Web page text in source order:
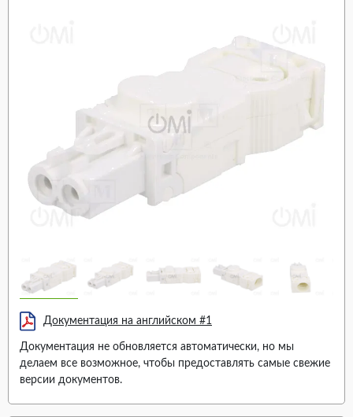
Документация на английском #1
Документация не обновляется автоматически, но мы
делаем все возможное, чтобы предоставлять самые свежие
версии документов.